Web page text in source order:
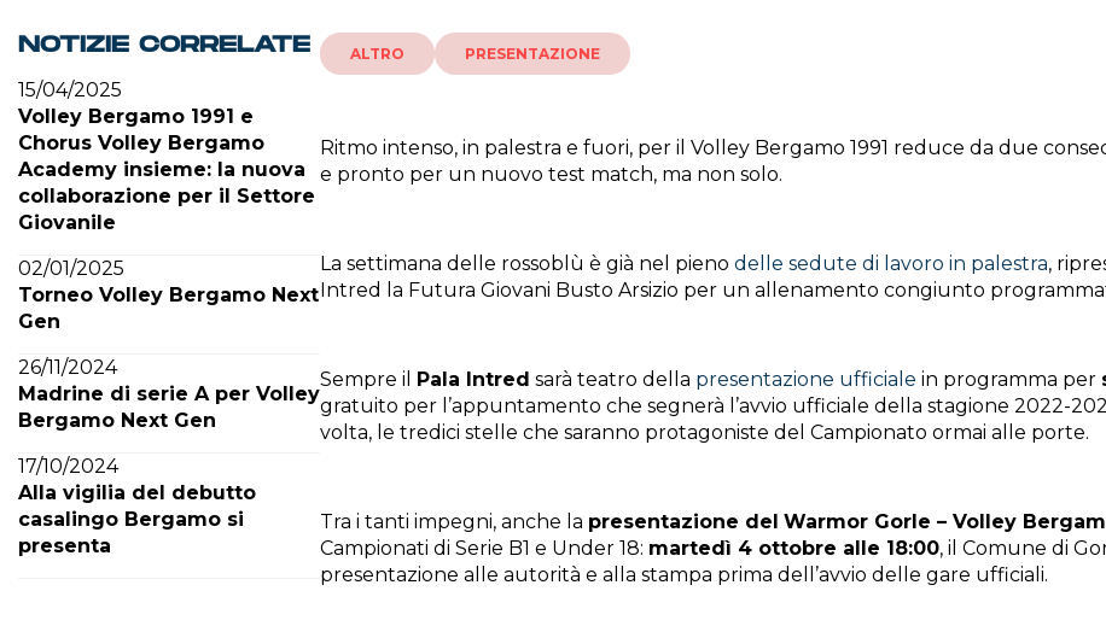
NOTIZIE CORRELATE
15/04/2025
Volley Bergamo 1991 e
Chorus Volley Bergamo
Academy insieme: la nuova
collaborazione per il Settore
Giovanile
02/01/2025
Torneo Volley Bergamo Next
Gen
26/11/2024
Madrine di serie A per Volley
Bergamo Next Gen
17/10/2024
Alla vigilia del debutto
casalingo Bergamo si
presenta
ALTRO PRESENTAZIONE
Ritmo intenso, in palestra e fuori, per il Volley Bergamo 1991 reduce da due
e pronto per un nuovo test match, ma non solo.
La settimana delle rossoblù è già nel pieno delle sedute di lavoro in palestra,
Intred la Futura Giovani Busto Arsizio per un allenamento congiunto
Sempre il Pala Intred sarà teatro della presentazione ufficiale in programma per
gratuito per l’appuntamento che segnerà l’avvio ufficiale della stagione 2022-
volta, le tredici stelle che saranno protagoniste del Campionato ormai alle porte.
Tra i tanti impegni, anche la presentazione del Warmor Gorle – Volley
Campionati di Serie B1 e Under 18: martedì 4 ottobre alle 18:00, il Comune di
presentazione alle autorità e alla stampa prima dell’avvio delle gare ufficiali.